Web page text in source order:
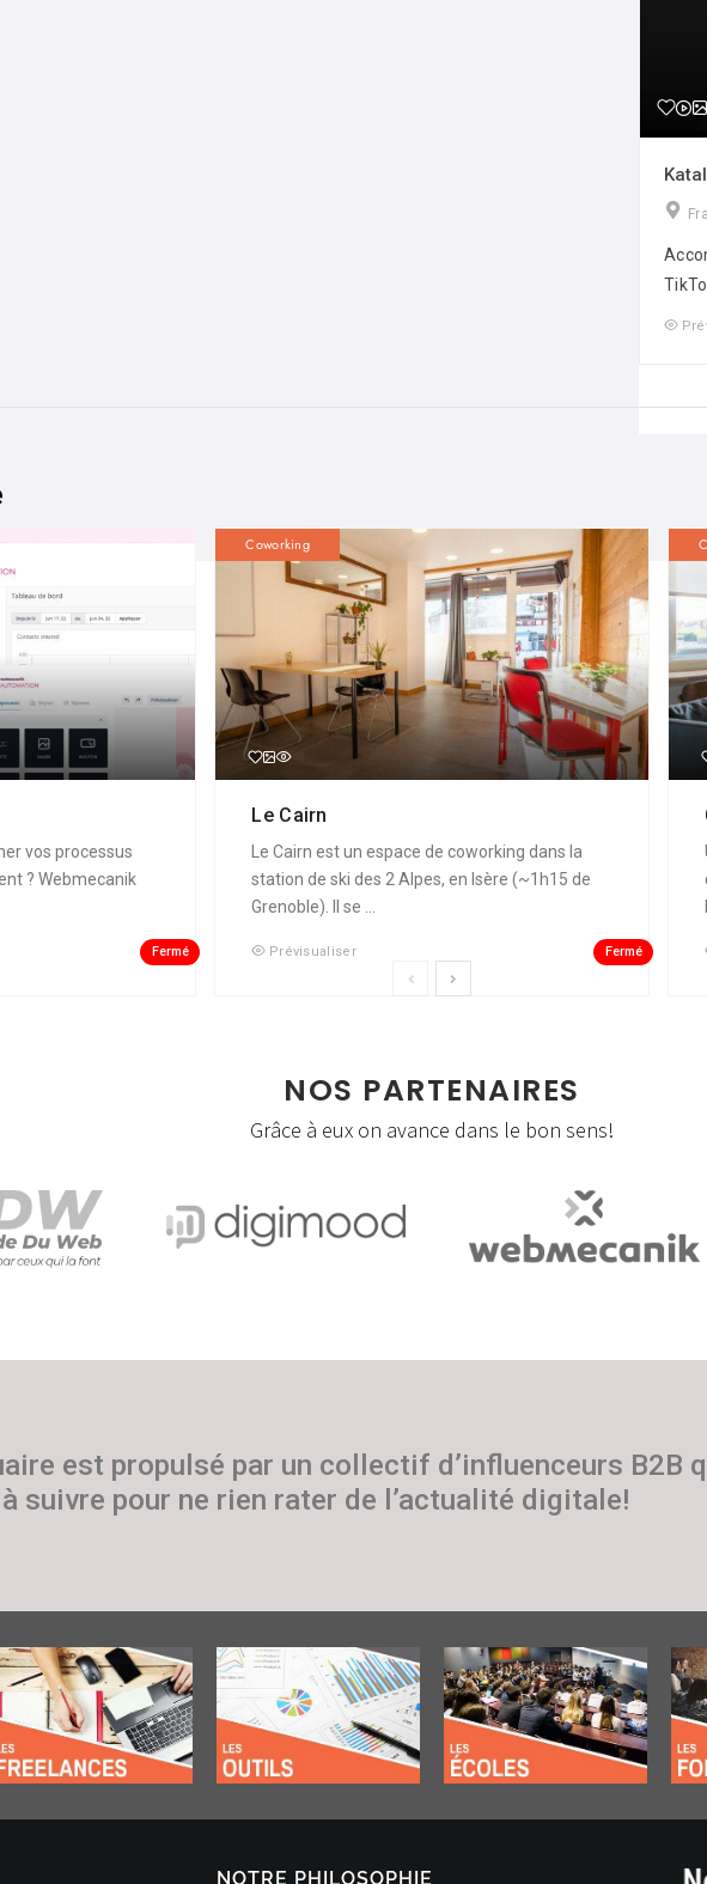
vos processus
? Webmecanik
Fermé
Coworking
Le Cairn
Le Cairn est un espace de coworking dans la
station de ski des 2 Alpes, en Isère (~1h15 de
Grenoble). Il se ...
Prévisualiser Fermé
NOS PARTENAIRES
Grâce à eux on avance dans le bon sens!
est propulsé par un collectif d’influenceurs B2B
suivre pour ne rien rater de l’actualité digitale!
NOTRE PHILOSOPHIE